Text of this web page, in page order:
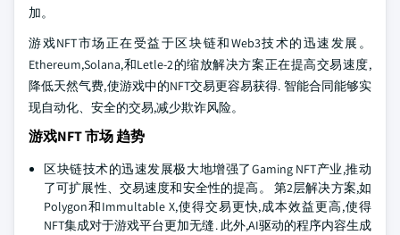
加。
游戏NFT市场正在受益于区块链和Web3技术的迅速发展。
Ethereum,Solana,和Letle-2的缩放解决方案正在提高交易速度,
降低天然气费,使游戏中的NFT交易更容易获得. 智能合同能够实
现自动化、安全的交易,减少欺诈风险。
游戏NFT 市场 趋势
区块链技术的迅速发展极大地增强了Gaming NFT产业,推动
了可扩展性、交易速度和安全性的提高。 第2层解决方案,如
Polygon和Immultable X,使得交易更快,成本效益更高,使得
NFT集成对于游戏平台更加无缝. 此外,AI驱动的程序内容生成